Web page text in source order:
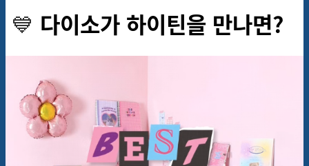
💙 다이소가 하이틴을 만나면?